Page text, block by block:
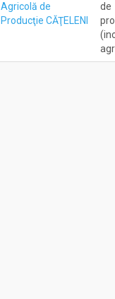
Agricolă de
Producţie CĂŢELENI
de